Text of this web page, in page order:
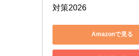
対策2026
Amazonで見る